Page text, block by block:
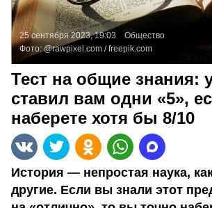
25 сентября 2023, 19:03
Общество
Фото: @rawpixel.com /freepik.com
Тест на общие знания:
ставил вам одни «5»,
наберете хотя бы 8/10
История — непростая наука,
другие. Если вы знали этот